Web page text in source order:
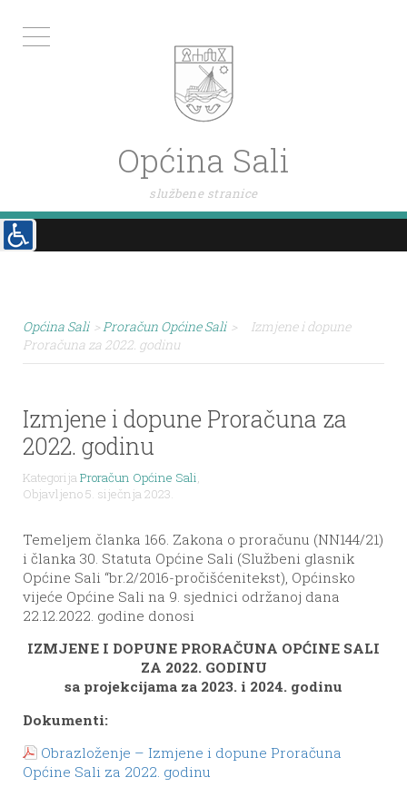
Općina Sali
službene stranice
Općina Sali > Proračun Općine Sali >
Izmjene i dopune
Proračuna za 2022. godinu
Izmjene i dopune Proračuna za
2022. godinu
KategorijaProračun Općine Sali,
Objavljeno 5. siječnja 2023.
Temeljem članka 166. Zakona o proračunu (NN144/21)
i članka 30. Statuta Općine Sali (Službeni glasnik
Općine Sali “br.2/2016-pročišćenitekst), Općinsko
vijeće Općine Sali na 9. sjednici održanoj dana
22.12.2022. godine donosi
IZMJENE I DOPUNE PRORAČUNA OPĆINE SALI
ZA 2022. GODINU
sa projekcijama za 2023. i 2024. godinu
Dokumenti:
Obrazloženje – Izmjene i dopune Proračuna
Općine Sali za 2022. godinu